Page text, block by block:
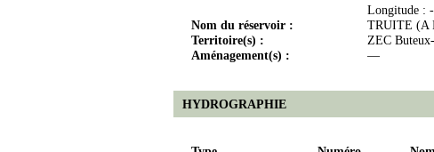
Longitude :
Nom du réservoir :
TRUITE (A
Territoire(s) :
ZEC
Aménagement(s) :
—
HYDROGRAPHIE